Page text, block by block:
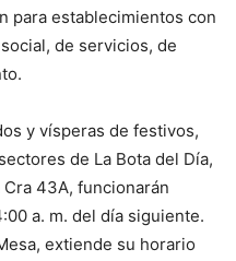
para establecimientos con
de servicios, de
y vísperas de festivos,
de La Bota del Día,
43A, funcionarán
a. m. del día siguiente.
extiende su horario